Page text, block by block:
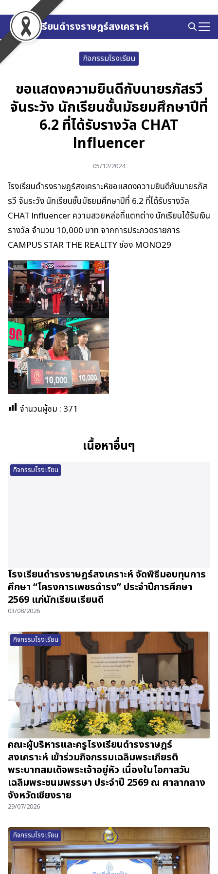
to
contentโรงเรียนดำรงราษฎร์สงเคราะห์
Search
for:
กิจกรรมโรงเรียน
ขอแสดงความยินดีกับนายรภัสรวี
จันระวัง นักเรียนชั้นมัธยมศึกษาปีที่
6.2 ที่ได้รับรางวัล CHAT
lnfluencer
05/12/2024
โรงเรียนดำรงราษฎร์สงเคราะห์ขอแสดงความยินดีกับนายรภัส
รวี จันระวัง นักเรียนชั้นมัธยมศึกษาปีที่ 6.2 ที่ได้รับรางวัล
CHAT lnfluencer ความสวยหล่อที่แตกต่าง นักเรียนได้รับเงิน
รางวัล จำนวน 10,000 บาท จากการประกวดรายการ
CAMPUS STAR THE REALITY ช่อง MONO29
จำนวนผู้ชม : 371
เนื้อหาอื่นๆ
กิจกรรมโรงเรียน
โรงเรียนดำรงราษฎร์สงเคราะห์ จัดพิธีมอบทุนการ
ศึกษา “โครงการเพชรดำรง” ประจำปีการศึกษา
2569 แก่นักเรียนเรียนดี
03/08/2026
กิจกรรมโรงเรียน
คณะผู้บริหารและครูโรงเรียนดำรงราษฎร์
สงเคราะห์ เข้าร่วมกิจกรรมเฉลิมพระเกียรติ
พระบาทสมเด็จพระเจ้าอยู่หัว เนื่องในโอกาสวัน
เฉลิมพระชนมพรรษา ประจำปี 2569 ณ ศาลากลาง
จังหวัดเชียงราย
29/07/2026
กิจกรรมโรงเรียน